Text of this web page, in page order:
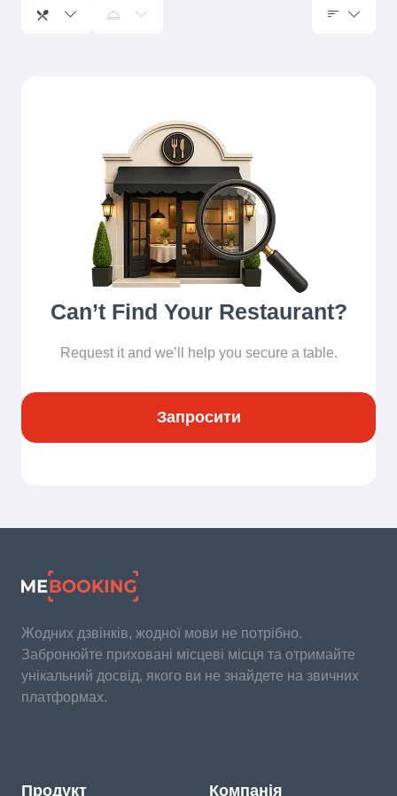
Can’t Find Your Restaurant?
Request it and we’ll help you secure a table.
Запросити
Жодних дзвінків, жодної мови не потрібно.
Забронюйте приховані місцеві місця та отримайте
унікальний досвід, якого ви не знайдете на звичних
платформах.
Продукт Компанія